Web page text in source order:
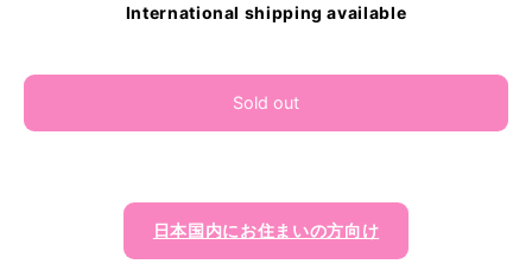
International shipping available
Sold out
日本国内にお住まいの方向け